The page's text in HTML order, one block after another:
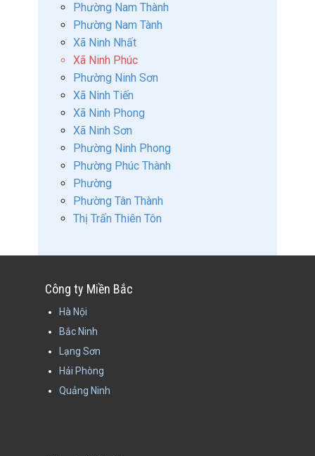
Phường Nam Thành
Phường Nam Tành
Xã Ninh Nhất
Xã Ninh Phúc
Phường Ninh Sơn
Xã Ninh Tiến
Xã Ninh Phong
Xã Ninh Sơn
Phường Ninh Phong
Phường Phúc Thành
Phường
Phường Tân Thành
Thị Trấn Thiên Tôn
Công ty Miền Bắc
Hà Nội
Bắc Ninh
Lạng Sơn
Hải Phòng
Quảng Ninh